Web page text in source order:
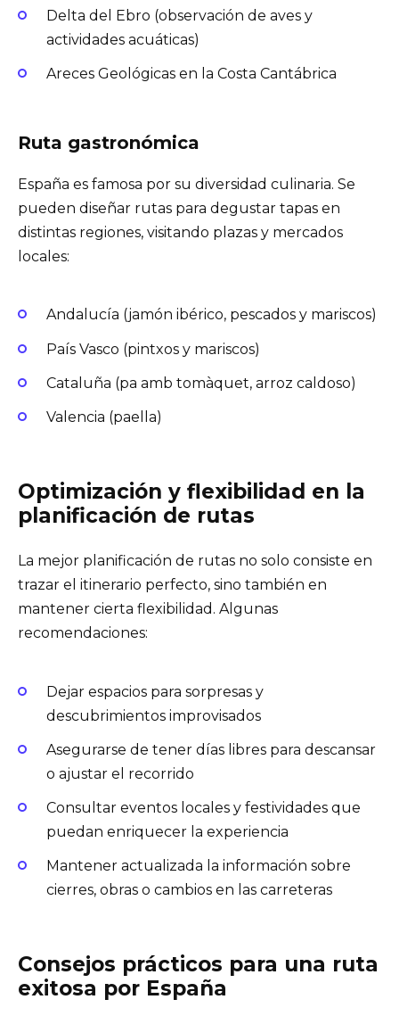
Delta del Ebro (observación de aves y
actividades acuáticas)
Areces Geológicas en la Costa Cantábrica
Ruta gastronómica
España es famosa por su diversidad culinaria. Se
pueden diseñar rutas para degustar tapas en
distintas regiones, visitando plazas y mercados
locales:
Andalucía (jamón ibérico, pescados y mariscos)
País Vasco (pintxos y mariscos)
Cataluña (pa amb tomàquet, arroz caldoso)
Valencia (paella)
Optimización y flexibilidad en la
planificación de rutas
La mejor planificación de rutas no solo consiste en
trazar el itinerario perfecto, sino también en
mantener cierta flexibilidad. Algunas
recomendaciones:
Dejar espacios para sorpresas y
descubrimientos improvisados
Asegurarse de tener días libres para descansar
o ajustar el recorrido
Consultar eventos locales y festividades que
puedan enriquecer la experiencia
Mantener actualizada la información sobre
cierres, obras o cambios en las carreteras
Consejos prácticos para una ruta
exitosa por España